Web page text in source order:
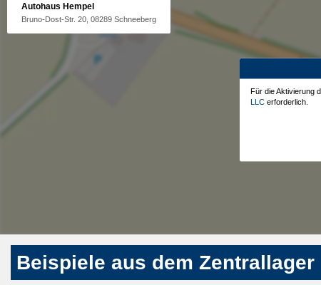
Autohaus Hempel
Bruno-Dost-Str. 20, 08289 Schneeberg
Für die Aktivierung
LLC erforderlich.
Beispiele aus dem Zentrallager